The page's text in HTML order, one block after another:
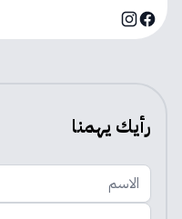
Facebook
Instagram
رأيك يهمنا
الاسم
اضف تعليقك